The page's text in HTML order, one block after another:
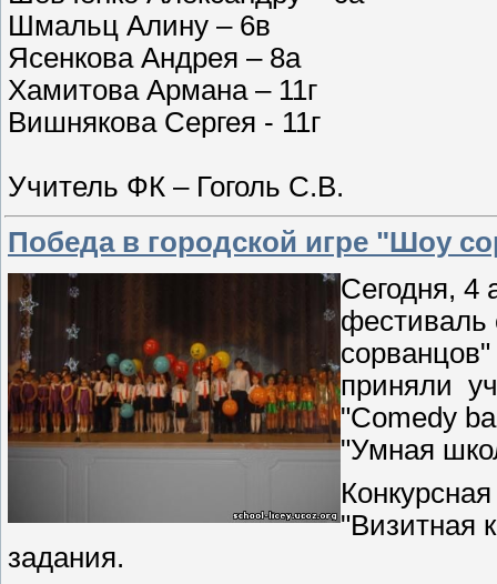
Шмальц Алину – 6в
Ясенкова Андрея – 8а
Хамитова Армана – 11г
Вишнякова Сергея - 11г
Учитель ФК – Гоголь С.В.
Победа в городской игре "Шоу
Сегодня, 4
фестиваль
приняли
"Comedy
"Умная
"Визитная
задания.